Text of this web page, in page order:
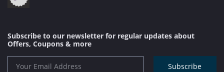
Subscribe to our newsletter for regular updates about
Offers, Coupons & more
Subscribe